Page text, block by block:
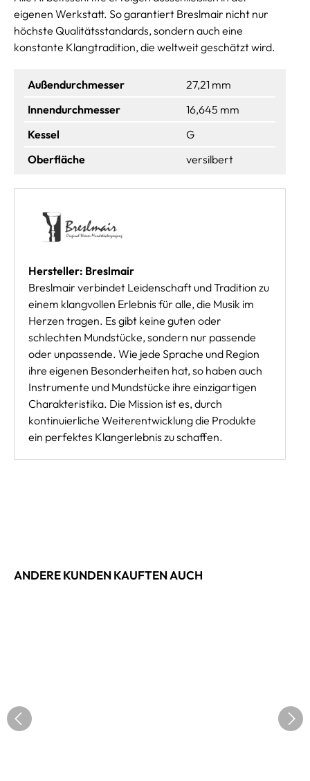
eigenen Werkstatt. So garantiert Breslmair nicht nur
höchste Qualitätsstandards, sondern auch eine
konstante Klangtradition, die weltweit geschätzt wird.
Außendurchmesser
27,21 mm
Innendurchmesser
16,645 mm
Kessel
G
Oberfläche
versilbert
Hersteller: Breslmair
Breslmair verbindet Leidenschaft und Tradition zu
einem klangvollen Erlebnis für alle, die Musik im
Herzen tragen. Es gibt keine guten oder
schlechten Mundstücke, sondern nur passende
oder unpassende. Wie jede Sprache und Region
ihre eigenen Besonderheiten hat, so haben auch
Instrumente und Mundstücke ihre einzigartigen
Charakteristika. Die Mission ist es, durch
kontinuierliche Weiterentwicklung die Produkte
ein perfektes Klangerlebnis zu schaffen.
ANDERE KUNDEN KAUFTEN AUCH